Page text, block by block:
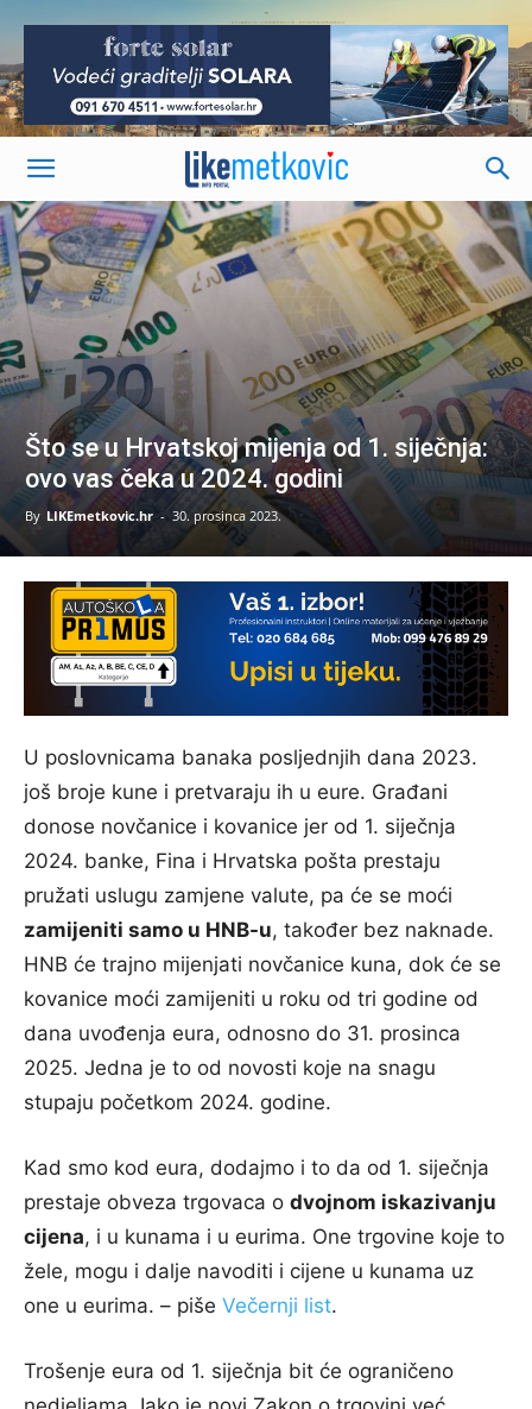
-
Što se u Hrvatskoj mijenja od 1. siječnja:
ovo vas čeka u 2024. godini
By LIKEmetkovic.hr - 30. prosinca 2023.
U poslovnicama banaka posljednjih dana 2023.
još broje kune i pretvaraju ih u eure. Građani
donose novčanice i kovanice jer od 1. siječnja
2024. banke, Fina i Hrvatska pošta prestaju
pružati uslugu zamjene valute, pa će se moći
zamijeniti samo u HNB-u, također bez naknade.
HNB će trajno mijenjati novčanice kuna, dok će se
kovanice moći zamijeniti u roku od tri godine od
dana uvođenja eura, odnosno do 31. prosinca
2025. Jedna je to od novosti koje na snagu
stupaju početkom 2024. godine.
Kad smo kod eura, dodajmo i to da od 1. siječnja
prestaje obveza trgovaca o dvojnom iskazivanju
cijena, i u kunama i u eurima. One trgovine koje to
žele, mogu i dalje navoditi i cijene u kunama uz
one u eurima. – piše Večernji list.
Trošenje eura od 1. siječnja bit će ograničeno